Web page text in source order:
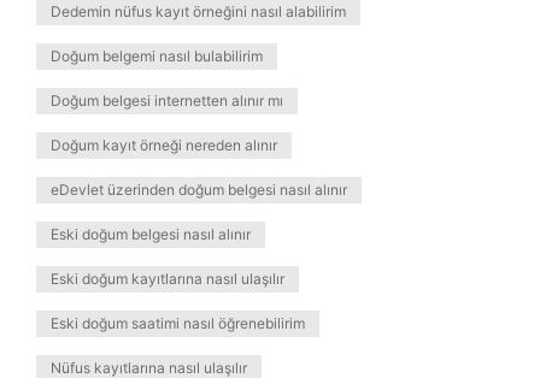
Dedemin nüfus kayıt örneğini nasıl alabilirim
Doğum belgemi nasıl bulabilirim
Doğum belgesi internetten alınır mı
Doğum kayıt örneği nereden alınır
eDevlet üzerinden doğum belgesi nasıl alınır
Eski doğum belgesi nasıl alınır
Eski doğum kayıtlarına nasıl ulaşılır
Eski doğum saatimi nasıl öğrenebilirim
Nüfus kayıtlarına nasıl ulaşılır